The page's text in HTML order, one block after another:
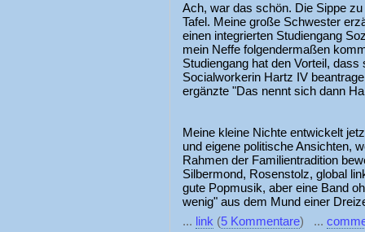
Ach, war das schön. Die Sippe
Tafel. Meine große Schwester
einen integrierten Studiengang
mein Neffe folgendermaßen
Studiengang hat den Vorteil,
Socialworkerin Hartz IV
ergänzte "Das nennt sich dann
Meine kleine Nichte entwickelt
und eigene politische Ansichten,
Rahmen der Familientradition
Silbermond, Rosenstolz, global
gute Popmusik, aber eine Band
wenig" aus dem Mund einer
... link (5 Kommentare) ...